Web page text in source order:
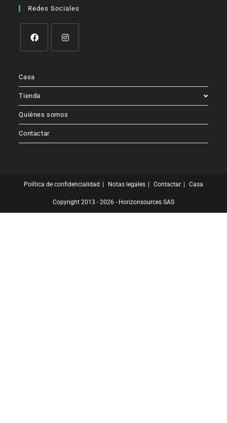
Redes Sociales
Casa
Tienda
Quiénes somos
Contactar
Política de confidencialidad Notas legales Contactar Casa
Copyright 2013 - 2026 - Horizonsources SAS